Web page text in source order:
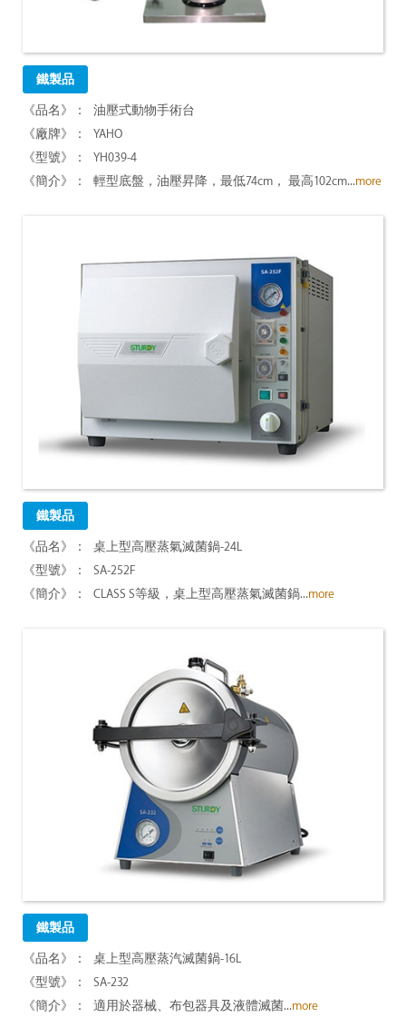
鐵製品
油壓式動物手術台
YAHO
YH039-4
輕型底盤，油壓昇降，最低74cm， 最高102cm...more
鐵製品
桌上型高壓蒸氣滅菌鍋-24L
SA-252F
CLASS S等級，桌上型高壓蒸氣滅菌鍋...more
鐵製品
桌上型高壓蒸汽滅菌鍋-16L
SA-232
適用於器械、布包器具及液體滅菌...more